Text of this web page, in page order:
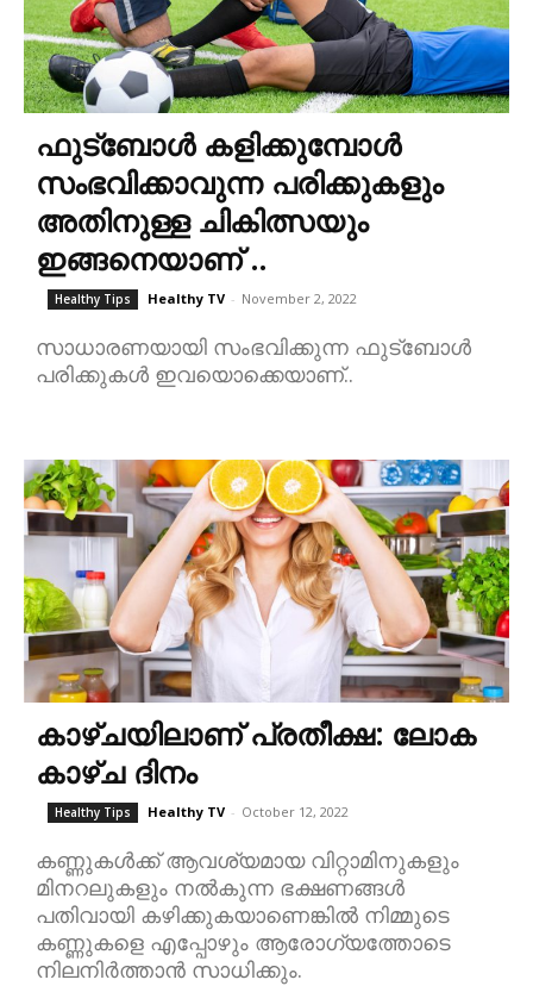
ഫുട്ബോൾ കളിക്കുമ്പോൾ
സംഭവിക്കാവുന്ന പരിക്കുകളും
അതിനുള്ള ചികിത്സയും
ഇങ്ങനെയാണ് ..
Healthy Tips Healthy TV - November 2, 2022
സാധാരണയായി സംഭവിക്കുന്ന ഫുട്ബോൾ
പരിക്കുകൾ ഇവയൊക്കെയാണ്..
കാഴ്ചയിലാണ് പ്രതീക്ഷ: ലോക
കാഴ്ച ദിനം
Healthy Tips Healthy TV - October 12, 2022
കണ്ണുകൾക്ക് ആവശ്യമായ വിറ്റാമിനുകളും
മിനറലുകളും നൽകുന്ന ഭക്ഷണങ്ങൾ
പതിവായി കഴിക്കുകയാണെങ്കിൽ നിമ്മുടെ
കണ്ണുകളെ എപ്പോഴും ആരോഗ്യത്തോടെ
നിലനിർത്താൻ സാധിക്കും.